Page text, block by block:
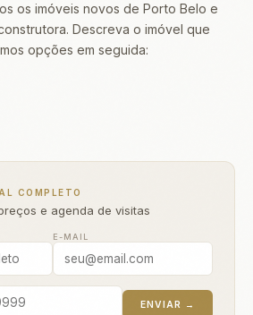
os imóveis novos de Porto Belo e
Descreva o imóvel que
opções em seguida:
COMPLETO
e agenda de visitas
E-MAIL
ENVIAR →